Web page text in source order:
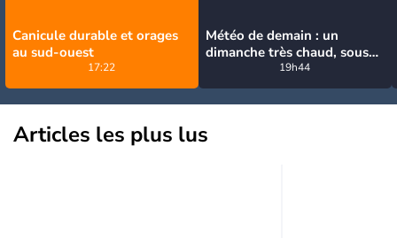
Canicule durable et orages
au sud-ouest
17:22
Météo de demain : un
dimanche très chaud, sous
la menace de quelques
orages
19h44
Articles les plus lus